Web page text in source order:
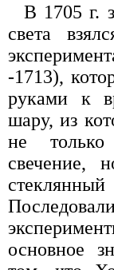
В 1705 г.
света
-1713),
руками к
шару, из
не только
свечение,
основное